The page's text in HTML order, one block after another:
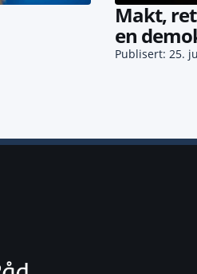
Makt,
en
Publisert: 25.